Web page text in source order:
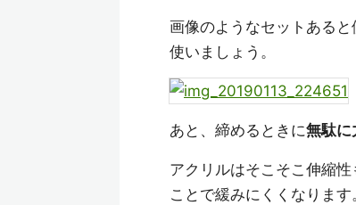
画像のようなセットあると
使いましょう。
あと、締めるときに無駄に
アクリルはそこそこ伸縮
ことで緩みにくくなります